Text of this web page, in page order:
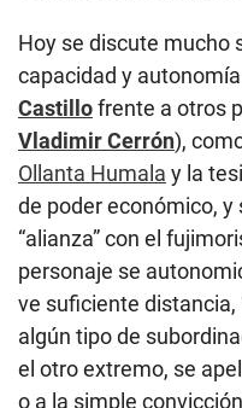
Hoy se discute mucho
capacidad y
Castillofrente a otros
Vladimir Cerrón),
Ollanta Humala y la
de poder económico, y
“alianza” con el
personaje se
ve suficiente distancia,
algún tipo de
el otro extremo, se
o a la simple